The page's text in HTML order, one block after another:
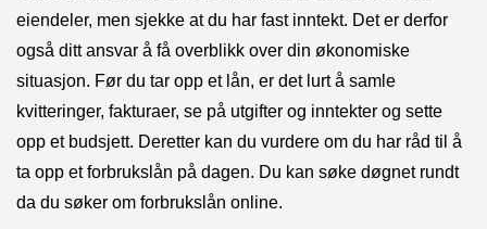
eiendeler, men sjekke at du har fast inntekt. Det er derfor
også ditt ansvar å få overblikk over din økonomiske
situasjon. Før du tar opp et lån, er det lurt å samle
kvitteringer, fakturaer, se på utgifter og inntekter og sette
opp et budsjett. Deretter kan du vurdere om du har råd til å
ta opp et forbrukslån på dagen. Du kan søke døgnet rundt
da du søker om forbrukslån online.